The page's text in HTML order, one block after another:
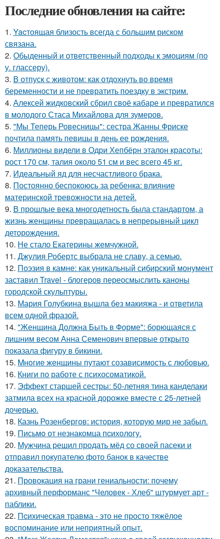
Последние обновления на сайте:
1. Yacтоящая близость всегда с большим риском
связана.
2. Обыденный и ответственный подходы к эмоциям (по
у. глассеру).
3. В отпуск с животом: как отдохнуть во время
беременности и не превратить поездку в экстрим.
4. Алексей жидковский сбрил своё кабаре и превратился
в молодого Стаса Михайлова для зумеров.
5. "Мы Теперь Ровесницы": сестра Жанны Фриске
почтила память певицы в день ее рождения.
6. Миллионы видели в Одри Хепбёрн эталон красоты:
рост 170 см, талия около 51 см и вес всего 45 кг.
7. Идеальный яд для несчастливого брака.
8. Постоянно беспокоюсь за ребенка: влияние
материнской тревожности на детей.
9. В прошлые века многодетность была стандартом, а
жизнь женщины превращалась в непрерывный цикл
деторождения.
10. Не стало Екатерины жемчужной.
11. Джулия Робертс выбрала не славу, а семью.
12. Поэзия в камне: как уникальный сибирский монумент
заставил Travel - блогеров переосмыслить каноны
городской скульптуры.
13. Мария Голубкина вышла без макияжа - и ответила
всем одной фразой.
14. "Женщина Должна Быть в Форме": борющаяся с
лишним весом Анна Семенович впервые открыто
показала фигуру в бикини.
15. Mнoгие женщины путают созависимость с любовью.
16. Книги по работе с психосоматикой.
17. Эффект старшей сестры: 50-летняя тина канделаки
затмила всех на красной дорожке вместе с 25-летней
дочерью.
18. Казнь Розенбергов: история, которую мир не забыл.
19. Письмo от незнакомца пcихологу.
20. Мужчина решил продать мёд со своей пасеки и
отправил покупателю фото банок в качестве
доказательства.
21. Провокация на грани гениальности: почему
архивный перформанс "Человек - Хлеб" штурмует арт -
паблики.
22. Пcиxическая травма - это не просто тяжёлое
воспоминание или неприятный опыт.